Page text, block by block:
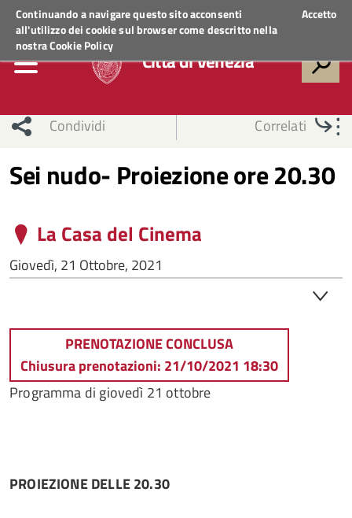
Continuando a navigare questo sito acconsenti
all'utilizzo dei cookie sul browser come descritto nella
nostraCookie Policy
Accetto
Regione VenetoACCEDI AI SERVIZI
Città di Venezia
Condividi Correlati
Sei nudo- Proiezione ore 20.30
La Casa del Cinema
Giovedì, 21 Ottobre, 2021
PRENOTAZIONE CONCLUSA
Chiusura prenotazioni: 21/10/2021 18:30
Programma di giovedì 21 ottobre
PROIEZIONE DELLE 20.30